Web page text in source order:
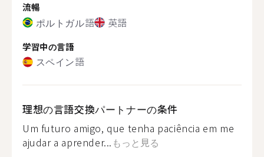
流暢
ポルトガル語 英語
学習中の言語
スペイン語
理想の言語交換パートナーの条件
Um futuro amigo, que tenha paciência em me
ajudar a aprender... もっと見る